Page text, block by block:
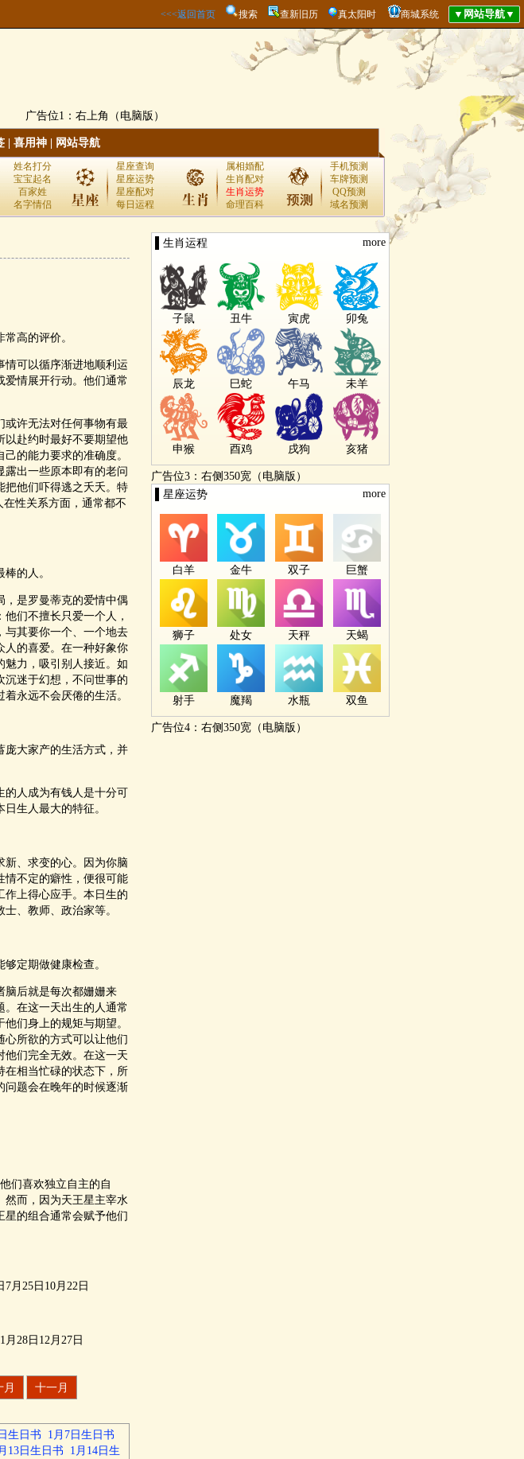
<<<返回首页 搜索 查新旧历 真太阳时 商城系统
广告位1：右上角（电脑版）
喜用神 网站导航
姓名打分
宝宝起名
百家姓
名字情侣
星座查询
星座运势
星座配对
每日运程
属相婚配
生肖配对
生肖运势
命理百科
手机预测
车牌预测
QQ预测
域名预测
高的评价。
可以循序渐进地顺利运
情展开行动。他们通常
许无法对任何事物有最
以赴约时最好不要期望他
的能力要求的准确度。
露出一些原本即有的老问
把他们吓得逃之夭夭。特
性关系方面，通常都不
的人。
是罗曼蒂克的爱情中偶
们不擅长只爱一个人，
与其要你一个、一个地去
人的喜爱。在一种好象你
魅力，吸引别人接近。如
沉迷于幻想，不问世事的
永远不会厌倦的生活。
大家产的生活方式，并
人成为有钱人是十分可
生人最大的特征。
、求变的心。因为你脑
情不定的癖性，便很可能
作上得心应手。本日生的
、教师、政治家等。
定期做健康检查。
后就是每次都姗姗来
在这一天出生的人通常
们身上的规矩与期望。
心所欲的方式可以让他们
他们完全无效。在这一天
在相当忙碌的状态下，所
问题会在晚年的时候逐渐
们喜欢独立自主的自
然而，因为天王星主宰水
的组合通常会赋予他们
月25日10月22日
28日12月27日
月
十一月
生日书
1月7日生日书
13日生日书
1月14日生
▌生肖运程 more
子鼠 丑牛 寅虎 卯兔
辰龙 巳蛇 午马 未羊
申猴 酉鸡 戌狗 亥猪
广告位3：右侧350宽（电脑版）
▌星座运势
more
白羊 金牛 双子 巨蟹
狮子 处女 天秤 天蝎
射手 魔羯 水瓶 双鱼
广告位4：右侧350宽（电脑版）